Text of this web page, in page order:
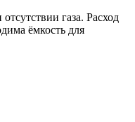
газа. Расход
ёмкость для